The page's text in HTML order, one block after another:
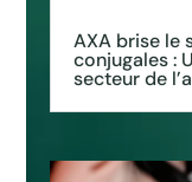
AXA brise le
conjugales :
secteur de